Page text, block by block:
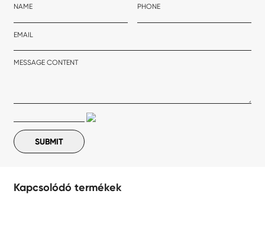
NAME PHONE
EMAIL
MESSAGE CONTENT
Kapcsolódó termékek